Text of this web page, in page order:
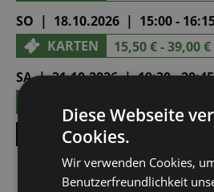
SO | 18.10.2026 | 15:00 -
KARTEN
15,50 € - 39,00 €
SA | 31.10.2026 | 19:30 - 20:45
ALLE TERMINE ANZEIGEN
Diese Webseite
Cookies.
Wir verwenden Cookies,
Benutzerfreundlichkeit